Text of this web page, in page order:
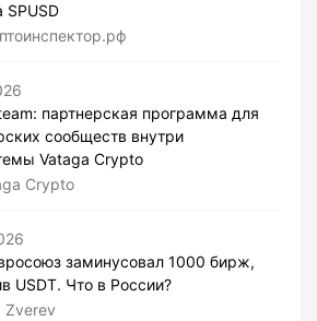
SPUSD
партнерская программа для
сообществ внутри
Vataga Crypto
Crypto
заминусовал 1000 бирж,
USDT. Что в России?
Zverev